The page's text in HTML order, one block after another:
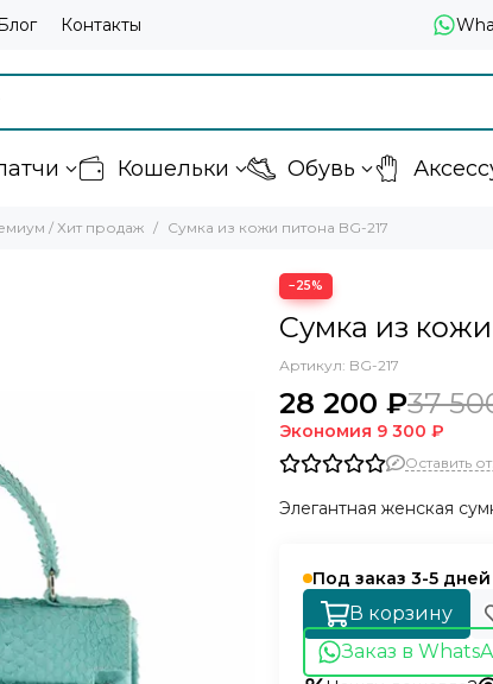
Контакты
Кошельки Обувь
/ Хит продаж Сумка из кожи питона BG-217
−25%
Сумка из
Артикул: BG-217
28 200 ₽37
Экономия 9 300 ₽
Оставить
Элегантная женская
Под заказ 3-5 дней
В корзину
Заказ в